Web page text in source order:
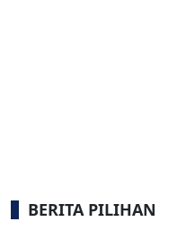
BERITA PILIHAN